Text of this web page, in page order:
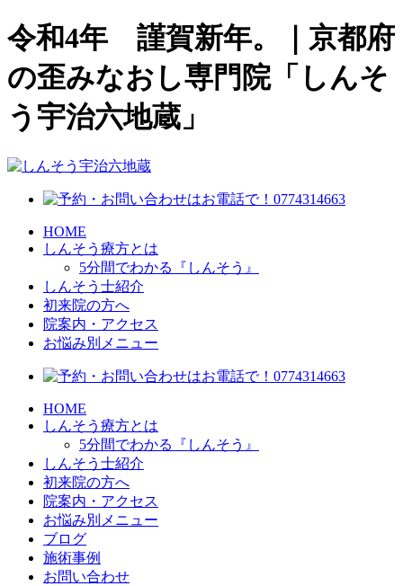
令和4年 謹賀新年。｜京都府
の歪みなおし専門院「しんそ
う宇治六地蔵」
HOME
しんそう療方とは
5分間でわかる『しんそう』
しんそう士紹介
初来院の方へ
院案内・アクセス
お悩み別メニュー
HOME
しんそう療方とは
5分間でわかる『しんそう』
しんそう士紹介
初来院の方へ
院案内・アクセス
お悩み別メニュー
ブログ
施術事例
お問い合わせ